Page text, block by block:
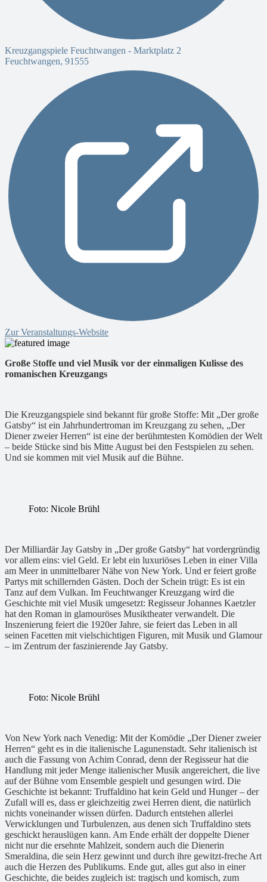
Kreuzgangspiele Feuchtwangen - Marktplatz 2
Feuchtwangen, 91555
Zur Veranstaltungs-Website
Große Stoffe und viel Musik vor der einmaligen Kulisse des
romanischen Kreuzgangs
Die Kreuzgangspiele sind bekannt für große Stoffe: Mit „Der große
Gatsby“ ist ein Jahrhundertroman im Kreuzgang zu sehen, „Der
Diener zweier Herren“ ist eine der berühmtesten Komödien der Welt
– beide Stücke sind bis Mitte August bei den Festspielen zu sehen.
Und sie kommen mit viel Musik auf die Bühne.
Foto: Nicole Brühl
Der Milliardär Jay Gatsby in „Der große Gatsby“ hat vordergründig
vor allem eins: viel Geld. Er lebt ein luxuriöses Leben in einer Villa
am Meer in unmittelbarer Nähe von New York. Und er feiert große
Partys mit schillernden Gästen. Doch der Schein trügt: Es ist ein
Tanz auf dem Vulkan. Im Feuchtwanger Kreuzgang wird die
Geschichte mit viel Musik umgesetzt: Regisseur Johannes Kaetzler
hat den Roman in glamouröses Musiktheater verwandelt. Die
Inszenierung feiert die 1920er Jahre, sie feiert das Leben in all
seinen Facetten mit vielschichtigen Figuren, mit Musik und Glamour
– im Zentrum der faszinierende Jay Gatsby.
Foto: Nicole Brühl
Von New York nach Venedig: Mit der Komödie „Der Diener zweier
Herren“ geht es in die italienische Lagunenstadt. Sehr italienisch ist
auch die Fassung von Achim Conrad, denn der Regisseur hat die
Handlung mit jeder Menge italienischer Musik angereichert, die live
auf der Bühne vom Ensemble gespielt und gesungen wird. Die
Geschichte ist bekannt: Truffaldino hat kein Geld und Hunger – der
Zufall will es, dass er gleichzeitig zwei Herren dient, die natürlich
nichts voneinander wissen dürfen. Dadurch entstehen allerlei
Verwicklungen und Turbulenzen, aus denen sich Truffaldino stets
geschickt herauslügen kann. Am Ende erhält der doppelte Diener
nicht nur die ersehnte Mahlzeit, sondern auch die Dienerin
Smeraldina, die sein Herz gewinnt und durch ihre gewitzt-freche Art
auch die Herzen des Publikums. Ende gut, alles gut also in einer
Geschichte, die beides zugleich ist: tragisch und komisch, zum